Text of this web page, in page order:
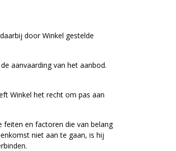
door Winkel gestelde
aanvaarding van het aanbod.
Winkel het recht om pas aan
feiten en factoren die van belang
niet aan te gaan, is hij